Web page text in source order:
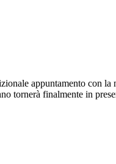
appuntamento con la
tornerà finalmente in